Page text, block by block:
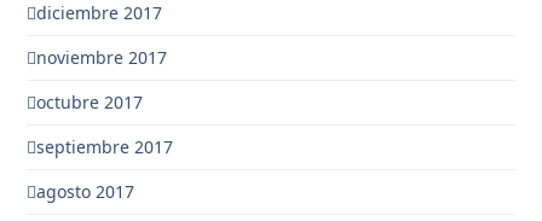
diciembre 2017
noviembre 2017
octubre 2017
septiembre 2017
agosto 2017